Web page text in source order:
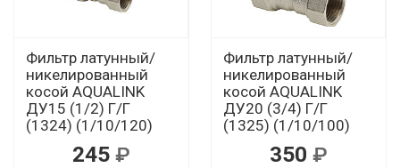
Фильтр латунный/
никелированный
косой AQUALINK
ДУ15 (1/2) Г/Г
(1324) (1/10/120)
245
Фильтр латунный/
никелированный
косой AQUALINK
ДУ20 (3/4) Г/Г
(1325) (1/10/100)
350